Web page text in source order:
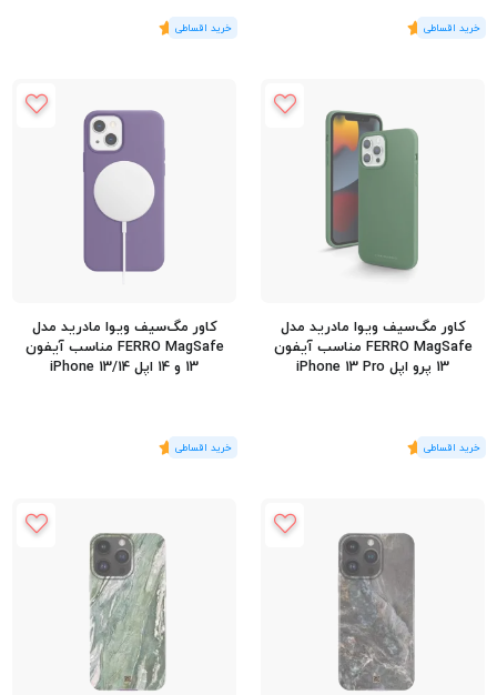
(1رای)
5
(1رای)
5
کاور مگ‌سیف ویوا مادرید مدل
FERRO MagSafe مناسب آیفون
13 پرو اپل iPhone 13 Pro
(1رای)
5
کاور مگ‌سیف ویوا مادرید مدل
FERRO MagSafe مناسب آیفون
13 و 14 اپل iPhone 13/14
(1رای)
5